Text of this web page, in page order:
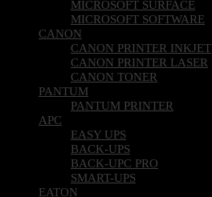
MICROSOFT SURFACE
MICROSOFT SOFTWARE
CANON
CANON PRINTER INKJET
CANON PRINTER LASER
CANON TONER
PANTUM
PANTUM PRINTER
APC
EASY UPS
BACK-UPS
BACK-UPC PRO
SMART-UPS
EATON